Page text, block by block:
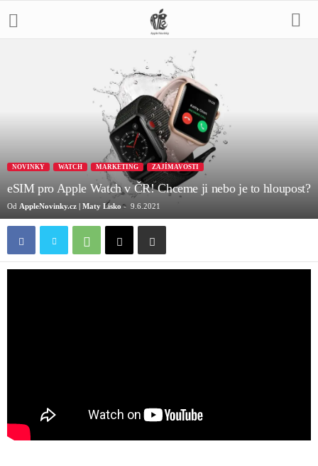
NOVINKY WATCH MARKETING ZAJÍMAVOSTI
eSIM pro Apple Watch v ČR! Chceme ji nebo je to hloupost?
Od AppleNovinky.cz | Maty Lisko- 9.6.2021